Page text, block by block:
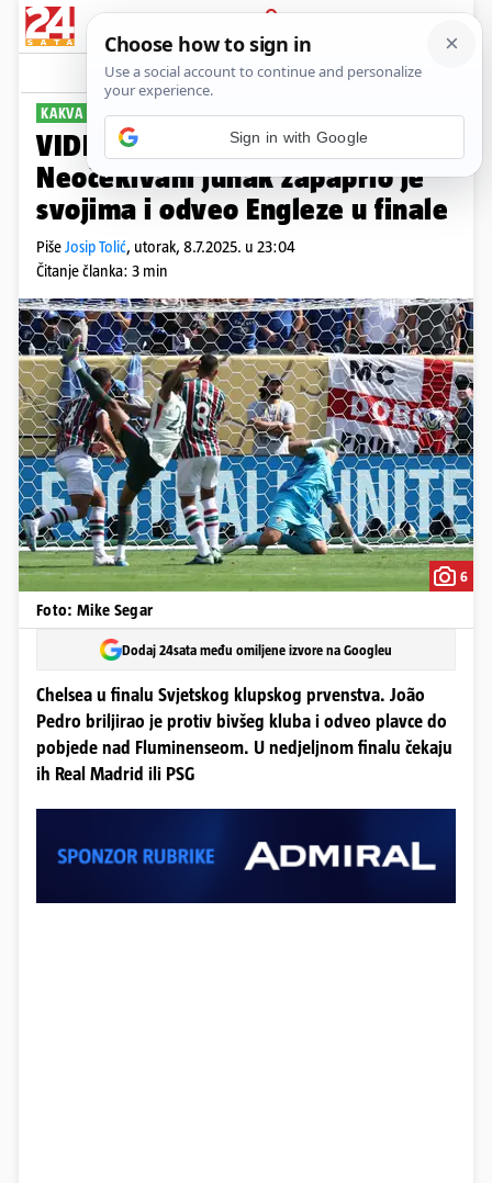
PRIJAVA
Sport Komentari
KAKVA DVA "PROJEKTILA"
VIDEO Fluminense - Chelsea 0-2:
Neočekivani junak zapaprio je
svojima i odveo Engleze u finale
PišeJosip Tolić, utorak, 8.7.2025. u 23:04
Čitanje članka: 3 min
6
Foto: Mike Segar
Dodaj 24sata među omiljene izvore na Googleu
Chelsea u finalu Svjetskog klupskog prvenstva. João
Pedro briljirao je protiv bivšeg kluba i odveo plavce do
pobjede nad Fluminenseom. U nedjeljnom finalu čekaju
ih Real Madrid ili PSG
Sign in with Google